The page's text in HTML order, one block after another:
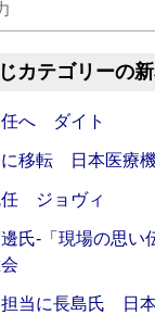
カテゴリーの
任へ ダイト
移転 日本医療
任 ジョヴィ
氏‐「現場の思
担当に長島氏 日